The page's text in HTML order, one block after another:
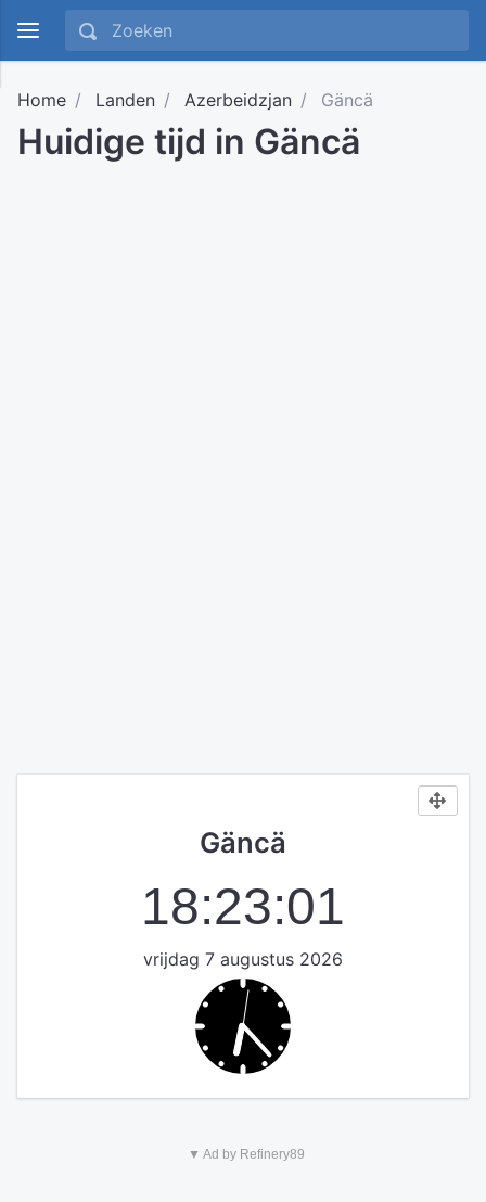
Home Landen Azerbeidzjan Gäncä
Huidige tijd in Gäncä
Gäncä
18:23:01
vrijdag 7 augustus 2026
▼ Ad by Refinery89